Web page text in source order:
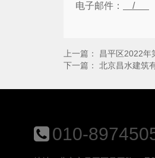
电子邮件：
/
上一篇： 昌平区2022年
下一篇： 北京昌水建筑
010-